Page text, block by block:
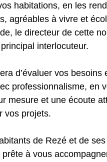
habitations, en les
agréables à vivre et
le directeur de cette
interlocuteur.
d’évaluer vos besoins
professionnalisme, en
mesure et une écoute
vos projets.
de Rezé et de
à vous